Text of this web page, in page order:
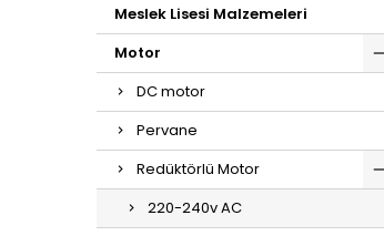
Meslek Lisesi Malzemeleri
Motor
DC motor
Pervane
Redüktörlü Motor
220-240v AC